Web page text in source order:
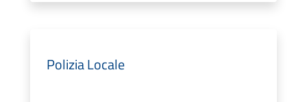
Polizia Locale